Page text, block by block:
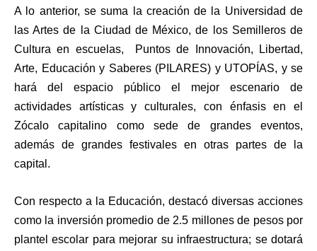
A lo anterior, se suma la creación de la Universidad de
las Artes de la Ciudad de México, de los Semilleros de
Cultura en escuelas, Puntos de Innovación, Libertad,
Arte, Educación y Saberes (PILARES) y UTOPÍAS, y se
hará del espacio público el mejor escenario de
actividades artísticas y culturales, con énfasis en el
Zócalo capitalino como sede de grandes eventos,
además de grandes festivales en otras partes de la
capital.
Con respecto a la Educación, destacó diversas acciones
como la inversión promedio de 2.5 millones de pesos por
plantel escolar para mejorar su infraestructura; se dotará